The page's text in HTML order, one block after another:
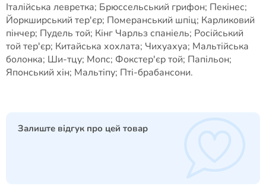
Італійська левретка; Брюссельський грифон; Пекінес;
Йоркширський тер'єр; Померанський шпіц; Карликовий
пінчер; Пудель той; Кінг Чарльз спаніель; Російський
той тер'єр; Китайська хохлата; Чихуахуа; Мальтійська
болонка; Ши-тцу; Мопс; Фокстер'єр той; Папільон;
Японський хін; Мальтіпу; Пті-брабансони.
Залиште відгук про цей товар